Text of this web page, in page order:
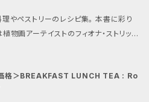
やペストリーのレシピ集。 本書に彩り
物画アーテイストのフィオナ・ストリック
格＞BREAKFAST LUNCH TEA : Ro